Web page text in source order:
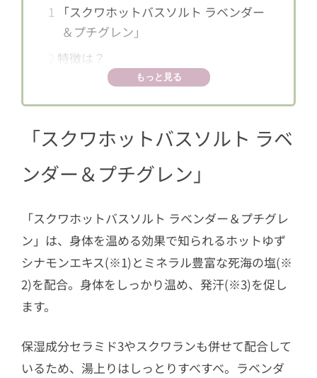
1 「スクワホットバスソルト ラベンダー
＆プチグレン」
特徴は？
もっと見る
「スクワホットバスソルト ラベ
ンダー＆プチグレン」
「スクワホットバスソルト ラベンダー＆プチグレ
ン」は、身体を温める効果で知られるホットゆず
シナモンエキス(※1)とミネラル豊富な死海の塩(※
2)を配合。身体をしっかり温め、発汗(※3)を促し
ます。
保湿成分セラミド3やスクワランも併せて配合して
いるため、湯上りはしっとりすべすべ。ラベンダ